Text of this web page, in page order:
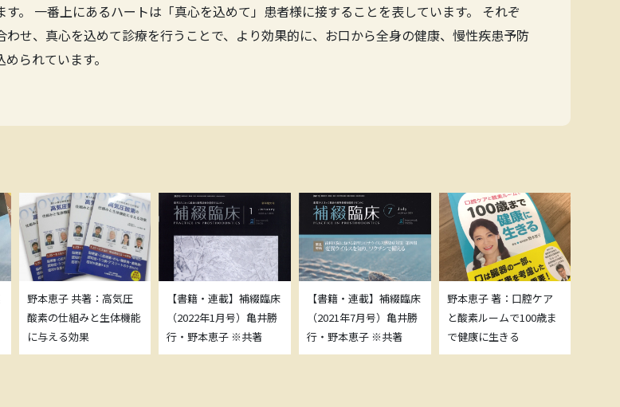
す。 一番上にあるハートは「真心を込めて」患者様に接することを表しています。 それぞ
わせ、真心を込めて診療を行うことで、より効果的に、お口から全身の健康、慢性疾患予防
られています。
野本恵子 共著：高気圧
酸素の仕組みと生体機能
に与える効果
【書籍・連載】補綴臨床
（2022年1月号）亀井勝
行・野本恵子 ※共著
【書籍・連載】補綴臨床
（2021年7月号）亀井勝
行・野本恵子 ※共著
野本恵子 著：口腔ケア
と酸素ルームで100歳ま
で健康に生きる